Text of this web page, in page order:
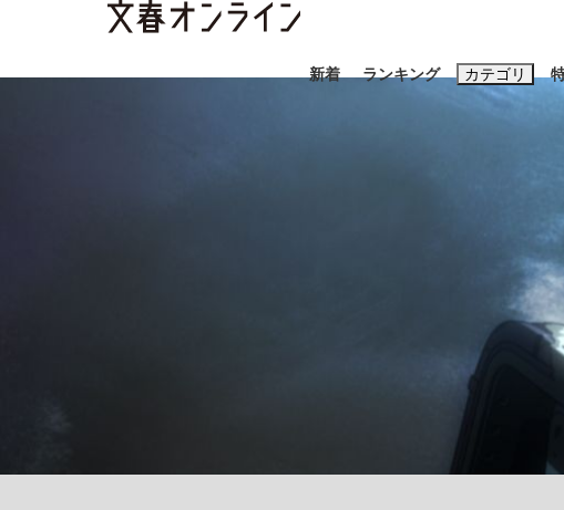
新着 ランキング カテゴリ
「90%は失敗する。でも…」本田圭佑が初めて明かし
おすすめのキーワー
#三山凌輝
#亀和田